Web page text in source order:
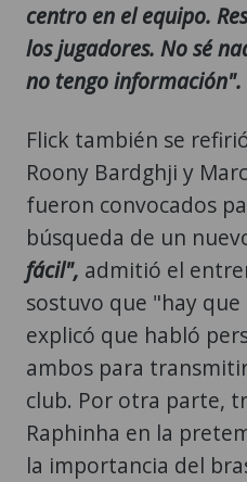
centro en el equipo.
los jugadores. No sé
no tengo información".
Flick también se
Roony Bardghji y
fueron convocados
búsqueda de un
fácil", admitió el
sostuvo que "hay
explicó que habló
ambos para
club. Por otra parte,
Raphinha en la
la importancia del